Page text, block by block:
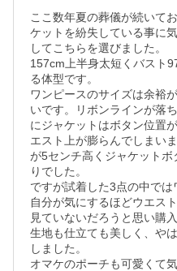
ここ数年夏の葬儀が続いて
ケットを紛失している事に
してこちらを選びました。
157cm上半身太短くバスト
る体型です。
ワンピースのサイズは余裕
いです。リボンラインが落
にジャケットはボタン位置
エスト上が膨らんでしまい
が5センチ高くジャケット
りでした。
ですが試着した3点の中では
自分が気にするほどウエス
見ていないだろうと思い購
生地も仕立ても美しく、や
しました。
オマケのポーチも可愛くて